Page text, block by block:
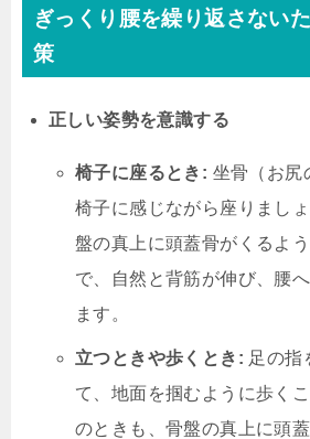
ぎっくり腰を繰り返さない
策
正しい姿勢を意識する
椅子に座るとき: 坐骨（お尻
椅子に感じながら座りまし
盤の真上に頭蓋骨がくるよ
で、自然と背筋が伸び、腰
ます。
立つときや歩くとき: 足の指
て、地面を掴むように歩く
のときも、骨盤の真上に頭